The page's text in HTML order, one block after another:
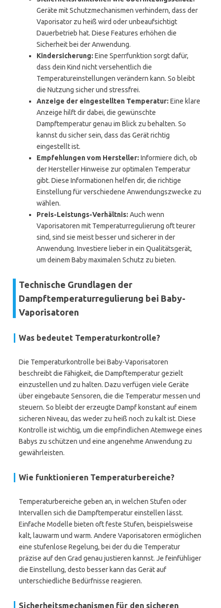
Geräte mit Schutzmechanismen verhindern, dass der
Vaporisator zu heiß wird oder unbeaufsichtigt
Dauerbetrieb hat. Diese Features erhöhen die
Sicherheit bei der Anwendung.
Kindersicherung: Eine Sperrfunktion sorgt dafür,
dass dein Kind nicht versehentlich die
Temperatureinstellungen verändern kann. So bleibt
die Nutzung sicher und stressfrei.
Anzeige der eingestellten Temperatur: Eine klare
Anzeige hilft dir dabei, die gewünschte
Dampftemperatur genau im Blick zu behalten. So
kannst du sicher sein, dass das Gerät richtig
eingestellt ist.
Empfehlungen vom Hersteller: Informiere dich, ob
der Hersteller Hinweise zur optimalen Temperatur
gibt. Diese Informationen helfen dir, die richtige
Einstellung für verschiedene Anwendungszwecke zu
wählen.
Preis-Leistungs-Verhältnis: Auch wenn
Vaporisatoren mit Temperaturregulierung oft teurer
sind, sind sie meist besser und sicherer in der
Anwendung. Investiere lieber in ein Qualitätsgerät,
um deinem Baby maximalen Schutz zu bieten.
Technische Grundlagen der
Dampftemperaturregulierung bei Baby-
Vaporisatoren
Was bedeutet Temperaturkontrolle?
Die Temperaturkontrolle bei Baby-Vaporisatoren
beschreibt die Fähigkeit, die Dampftemperatur gezielt
einzustellen und zu halten. Dazu verfügen viele Geräte
über eingebaute Sensoren, die die Temperatur messen und
steuern. So bleibt der erzeugte Dampf konstant auf einem
sicheren Niveau, das weder zu heiß noch zu kalt ist. Diese
Kontrolle ist wichtig, um die empfindlichen Atemwege eines
Babys zu schützen und eine angenehme Anwendung zu
gewährleisten.
Wie funktionieren Temperaturbereiche?
Temperaturbereiche geben an, in welchen Stufen oder
Intervallen sich die Dampftemperatur einstellen lässt.
Einfache Modelle bieten oft feste Stufen, beispielsweise
kalt, lauwarm und warm. Andere Vaporisatoren ermöglichen
eine stufenlose Regelung, bei der du die Temperatur
präzise auf den Grad genau justieren kannst. Je feinfühliger
die Einstellung, desto besser kann das Gerät auf
unterschiedliche Bedürfnisse reagieren.
Sicherheitsmechanismen für den sicheren